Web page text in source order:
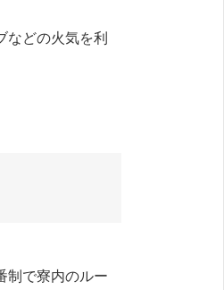
などの火気を利
制で寮内のルー